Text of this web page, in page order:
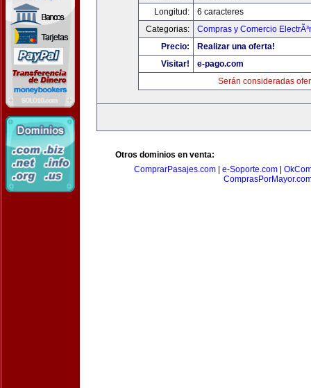
Longitud:
6 caracteres
Categorias:
Compras y Comercio
Precio:
Realizar una oferta!
Visitar!
e-pago.com
Serán consideradas
Otros dominios en venta:
ComprarPasajes.com
e-Soporte.com